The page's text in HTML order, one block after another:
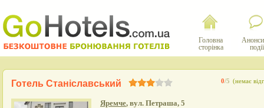
Головна
сторінка
події
0/5 (немає
Готель Станіславський
Яремче, вул. Петраша, 5